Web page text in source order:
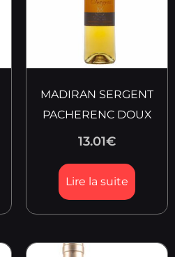
MADIRAN SERGENT
PACHERENC DOUX
13.01€
Lire la suite